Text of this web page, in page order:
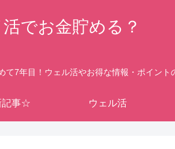
でお金貯める？
7年目！ウェル活やお得な情報・ポイント
事☆ ウェル活